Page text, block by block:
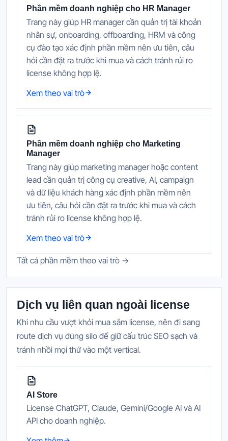
Phần mềm doanh nghiệp cho HR Manager
Trang này giúp HR manager cần quản trị tài khoản
nhân sự, onboarding, offboarding, HRM và công
cụ đào tạo xác định phần mềm nên ưu tiên, câu
hỏi cần đặt ra trước khi mua và cách tránh rủi ro
license không hợp lệ.
Xem theo vai trò
Phần mềm doanh nghiệp cho Marketing
Manager
Trang này giúp marketing manager hoặc content
lead cần quản trị công cụ creative, AI, campaign
và dữ liệu khách hàng xác định phần mềm nên
ưu tiên, câu hỏi cần đặt ra trước khi mua và cách
tránh rủi ro license không hợp lệ.
Xem theo vai trò
Tất cả phần mềm theo vai trò →
Dịch vụ liên quan ngoài license
Khi nhu cầu vượt khỏi mua sắm license, nên đi sang
route dịch vụ đúng silo để giữ cấu trúc SEO sạch và
tránh nhồi mọi thứ vào một vertical.
AI Store
License ChatGPT, Claude, Gemini/Google AI và AI
API cho doanh nghiệp.